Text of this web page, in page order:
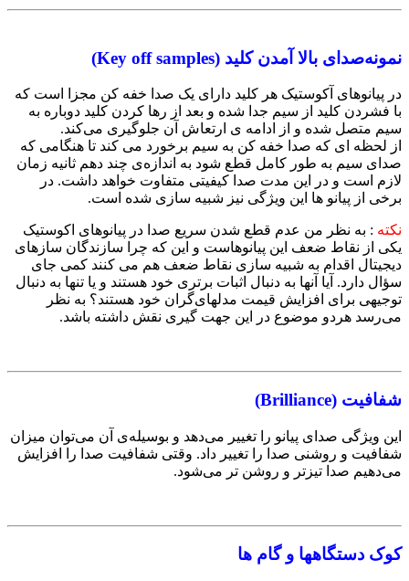
نمونه‌صدای بالا آمدن کلید (Key off samples)
در پیانوهای آکوستیک هر کلید دارای یک صدا خفه کن مجزا است که
با فشردن کلید از سیم جدا شده و بعد از رها کردن کلید دوباره به
سیم متصل شده و از ادامه‌ ی ارتعاش آن جلوگیری می‌کند.
از لحظه ای که صدا خفه کن به سیم برخورد می کند تا هنگامی که
صدای سیم به طور کامل قطع شود به اندازه‌ی چند دهم ثانیه زمان
لازم است و در این مدت صدا کیفیتی متفاوت خواهد داشت. در
برخی از پیانو ها این ویژگی نیز شبیه سازی شده است.
نکته :‌ به نظر من عدم قطع شدن سریع صدا در پیانوهای اکوستیک
یکی از نقاط ضعف این پیانوهاست و این ‌که چرا سازندگان سازهای
دیجیتال اقدام به شبیه سازی نقاط ضعف هم‌ می کنند کمی جای
سؤال دارد. آیا آنها به دنبال اثبات برتری خود هستند و یا تنها به دنبال
توجیهی برای افزایش قیمت مدلهای‌گران خود هستند؟ به نظر
می‌رسد هردو موضوع در این جهت گیری نقش داشته باشد.
شفافیت (Brilliance)
این ویژگی صدای پیانو را تغییر می‌دهد و بوسیله‌ی آن می‌توان میزان
شفافیت و روشنی صدا را تغییر داد. وقتی شفافیت صدا را افزایش
می‌دهیم صدا تیزتر و روشن تر می‌شود.
کوک دستگاهها و گام ها